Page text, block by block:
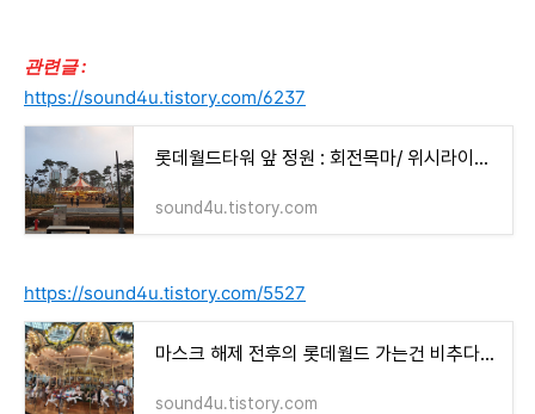
관련글 :
https://sound4u.tistory.com/6237
롯데월드타워 앞 정원 : 회전목마/ 위시라이팅/ 베르테르의 정원 등
sound4u.tistory.com
https://sound4u.tistory.com/5527
마스크 해제 전후의 롯데월드 가는건 비추다(사람이 너무 너무 많다)/ 지난 주말 너무 고생한 이
sound4u.tistory.com